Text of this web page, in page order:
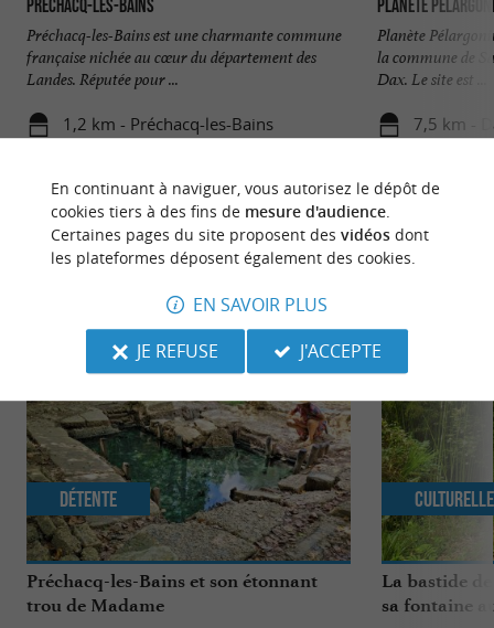
Préchacq-les-Bains
Préchacq-les-Bains est une charmante commune
française nichée au cœur du département des
Landes. Réputée pour ...
1,2 km - Préchacq-les-Bains
Planète
Planète
la commune de
Dax. Le site est ...
7,5 km -
NOUS AVONS TESTÉPOUR VOUS
Préchacq-les-Bains et son étonnant
trou de Madame
Détente
La bastide
sa fontaine
Culturelle
En continuant à naviguer, vous autorisez le dépôt de
cookies tiers à des fins de mesure d'audience.
Certaines pages du site proposent des vidéosdont
les plateformes déposent également des cookies.
EN SAVOIR PLUS
JE REFUSE
J'ACCEPTE